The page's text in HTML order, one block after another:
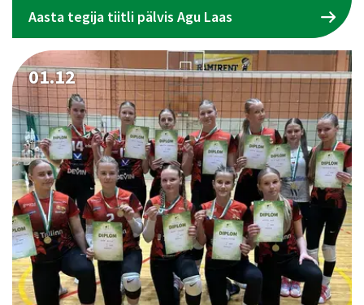
Aasta tegija tiitli pälvis Agu Laas
01.12